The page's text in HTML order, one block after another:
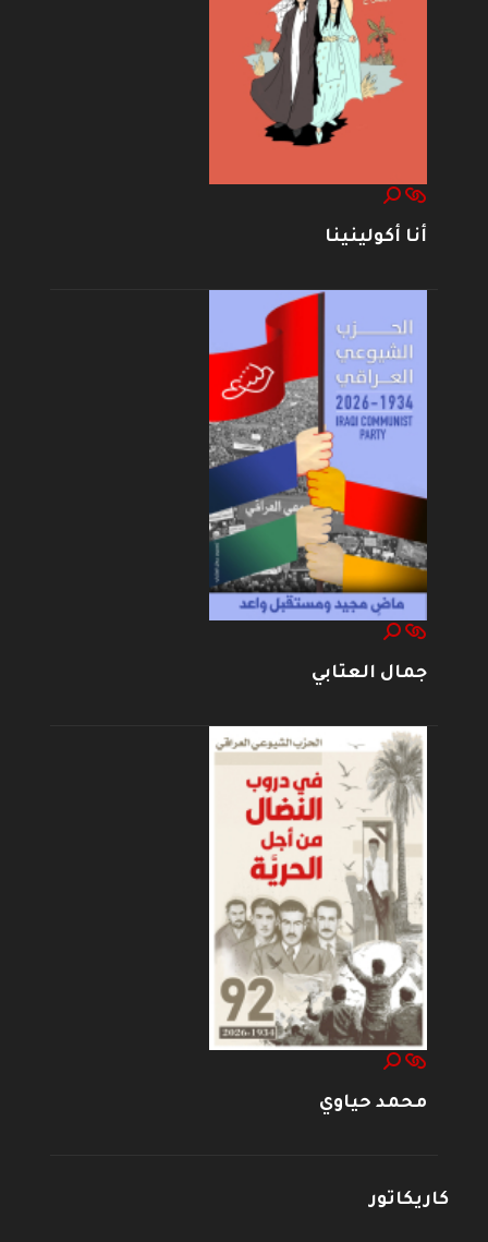
أنا أكولينينا
جمال العتابي
محمد حياوي
كاريكاتور